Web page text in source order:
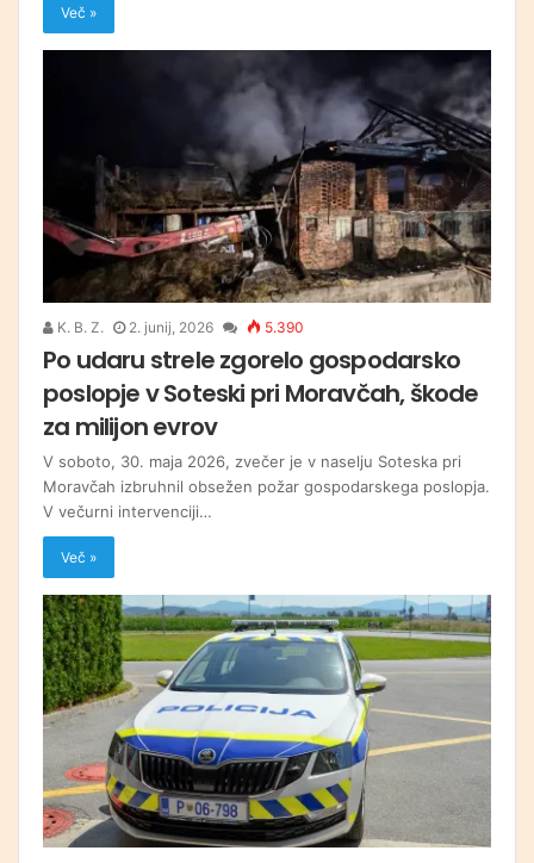
Več »
K. B. Z. 2. junij, 2026 5.390
Po udaru strele zgorelo gospodarsko
poslopje v Soteski pri Moravčah, škode
za milijon evrov
V soboto, 30. maja 2026, zvečer je v naselju Soteska pri
Moravčah izbruhnil obsežen požar gospodarskega poslopja.
V večurni intervenciji…
Več »